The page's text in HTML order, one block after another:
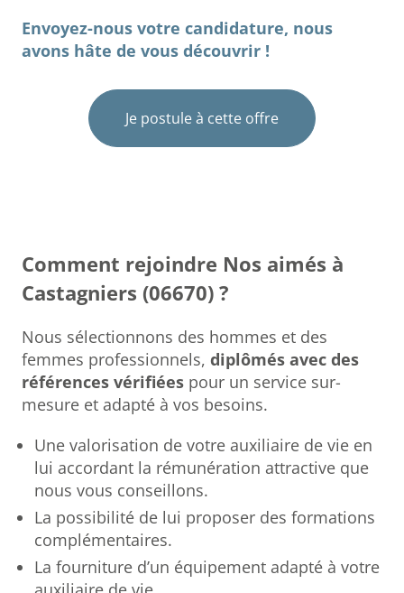
Envoyez-nous votre candidature, nous
avons hâte de vous découvrir !
Je postule à cette offre
Comment rejoindre Nos aimés à
Castagniers (06670) ?
Nous sélectionnons des hommes et des
femmes professionnels, diplômés avec des
références vérifiéespour un service sur-
mesure et adapté à vos besoins.
Une valorisation de votre auxiliaire de vie en
lui accordant la rémunération attractive que
nous vous conseillons.
La possibilité de lui proposer des formations
complémentaires.
La fourniture d’un équipement adapté à votre